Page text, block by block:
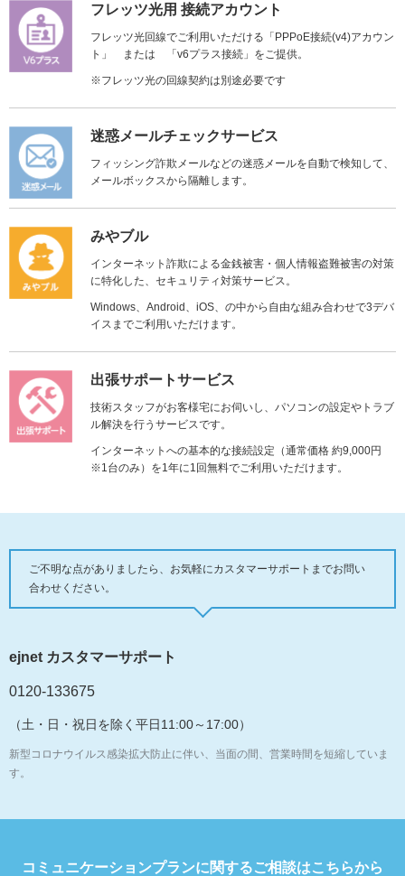
フレッツ光用 接続アカウント
フレッツ光回線でご利用いただける「PPPoE接続(v4)アカウン
ト」 または 「v6プラス接続」をご提供。
※フレッツ光の回線契約は別途必要です
迷惑メールチェックサービス
フィッシング詐欺メールなどの迷惑メールを自動で検知して、
メールボックスから隔離します。
みやブル
インターネット詐欺による金銭被害・個人情報盗難被害の対策
に特化した、セキュリティ対策サービス。
Windows、Android、iOS、の中から自由な組み合わせで3デバ
イスまでご利用いただけます。
出張サポートサービス
技術スタッフがお客様宅にお伺いし、パソコンの設定やトラブ
ル解決を行うサービスです。
インターネットへの基本的な接続設定（通常価格 約9,000円
※1台のみ）を1年に1回無料でご利用いただけます。
ご不明な点がありましたら、お気軽にカスタマーサポートまでお問い
合わせください。
ejnet カスタマーサポート
0120-133675
（土・日・祝日を除く平日11:00～17:00）
新型コロナウイルス感染拡大防止に伴い、当面の間、営業時間を短縮していま
す。
コミュニケーションプランに関するご相談はこちらから